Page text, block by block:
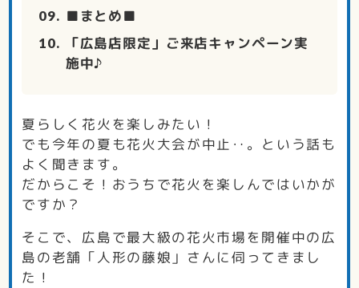
■まとめ■
「広島店限定」ご来店キャンペーン実
施中♪
夏らしく花火を楽しみたい！
でも今年の夏も花火大会が中止‥。という話も
よく聞きます。
だからこそ！おうちで花火を楽しんではいかが
ですか？
そこで、広島で最大級の花火市場を開催中の広
島の老舗「人形の藤娘」さんに伺ってきまし
た！